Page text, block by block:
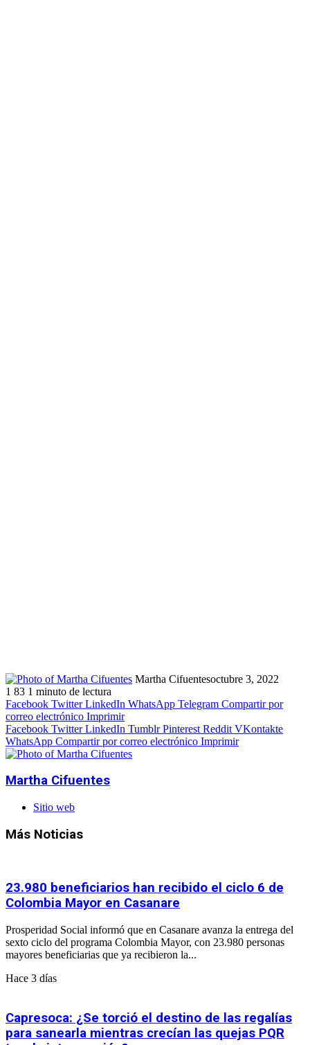
Martha Cifuentesoctubre 3, 2022
1 83 1 minuto de lectura
Facebook Twitter LinkedIn WhatsApp Telegram Compartir por
correo electrónico Imprimir
Facebook Twitter LinkedIn Tumblr Pinterest Reddit VKontakte
WhatsApp Compartir por correo electrónico Imprimir
Martha Cifuentes
Sitio web
Más Noticias
23.980 beneficiarios han recibido el ciclo 6 de
Colombia Mayor en Casanare
Prosperidad Social informó que en Casanare avanza la entrega del
sexto ciclo del programa Colombia Mayor, con 23.980 personas
mayores beneficiarias que ya recibieron la...
Hace 3 días
Capresoca: ¿Se torció el destino de las regalías
para sanearla mientras crecían las quejas PQR